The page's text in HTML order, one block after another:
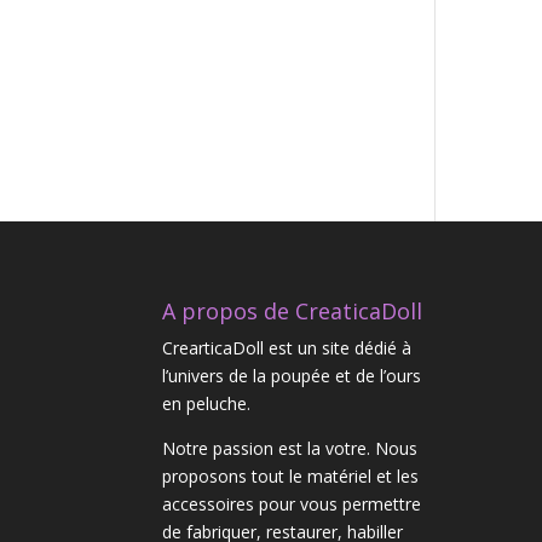
A propos de CreaticaDoll
CrearticaDoll est un site dédié à
l’univers de la poupée et de l’ours
en peluche.
Notre passion est la votre. Nous
proposons tout le matériel et les
accessoires pour vous permettre
de fabriquer, restaurer, habiller